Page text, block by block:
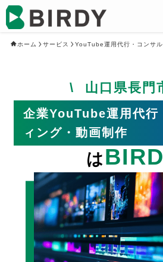
ホーム サービス YouTube運用代行・コンサ
山口県長門
企業YouTube運用代行
ィング・動画制作
は